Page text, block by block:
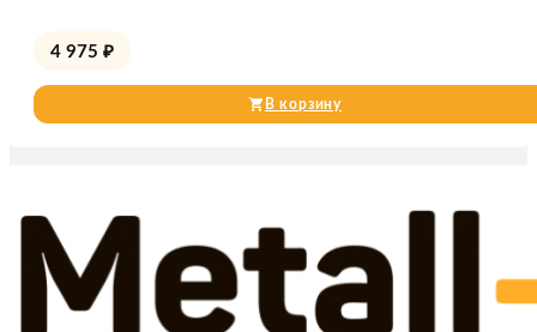
4 975 ₽
В корзину